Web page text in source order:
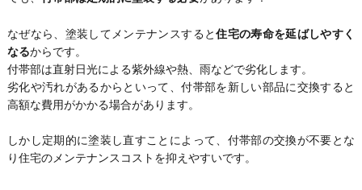
なぜなら、塗装してメンテナンスすると住宅の寿命を延ばしやすく
なるからです。
付帯部は直射日光による紫外線や熱、雨などで劣化します。
劣化や汚れがあるからといって、付帯部を新しい部品に交換すると
高額な費用がかかる場合があります。
しかし定期的に塗装し直すことによって、付帯部の交換が不要とな
り住宅のメンテナンスコストを抑えやすいです。